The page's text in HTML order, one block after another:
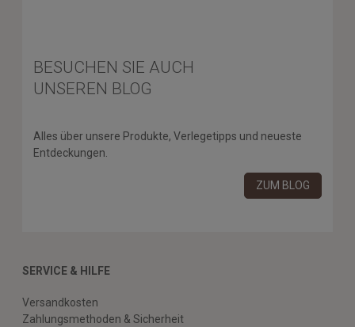
BESUCHEN SIE AUCH
UNSEREN BLOG
Alles über unsere Produkte, Verlegetipps und neueste
Entdeckungen.
ZUM BLOG
SERVICE & HILFE
Versandkosten
Zahlungsmethoden & Sicherheit